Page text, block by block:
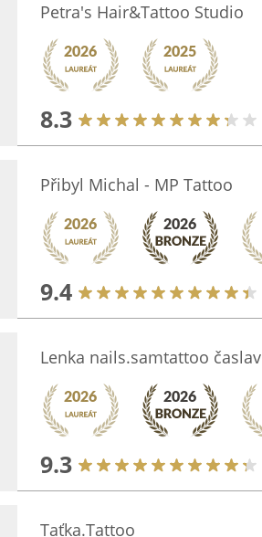
Petra's Hair&Tattoo Studio
8.3
Přibyl Michal - MP Tattoo
9.4
Lenka nails.samtattoo časlav
9.3
Taťka.Tattoo